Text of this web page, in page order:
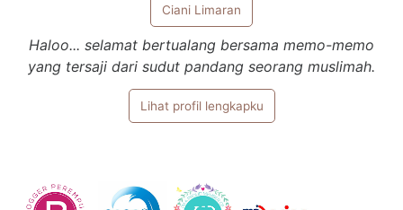
Ciani Limaran
Haloo... selamat bertualang bersama memo-memo
yang tersaji dari sudut pandang seorang muslimah.
Lihat profil lengkapku